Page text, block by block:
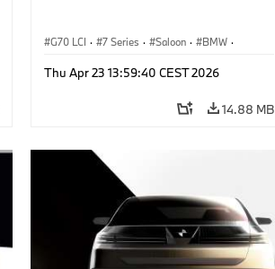
G70 LCI · 7 Series · Saloon · BMW ·
Thu Apr 23 13:59:40 CEST 2026
14.88 MB